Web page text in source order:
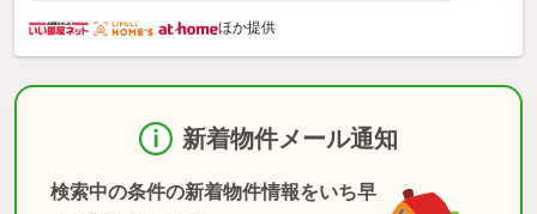
ほか提供
新着物件メール通知
検索中の条件の新着物件情報をいち早